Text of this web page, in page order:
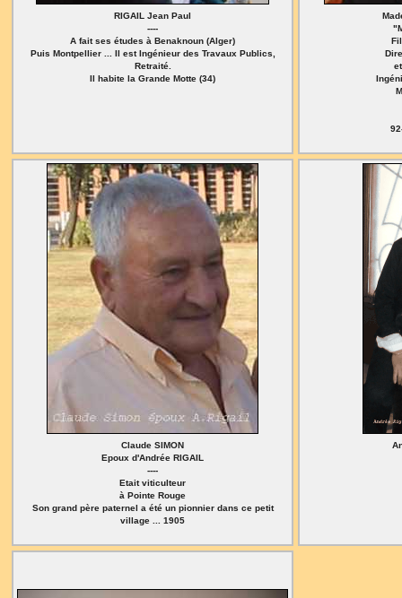
RIGAIL Jean Paul
----
A fait ses études à Benaknoun (Alger)
Puis Montpellier ... Il est Ingénieur des Travaux Publics,
Retraité.
Il habite la Grande Motte (34)
Claude SIMON
Epoux d'Andrée RIGAIL
----
Etait viticulteur
à Pointe Rouge
Son grand père paternel a été un pionnier dans ce petit
village ... 1905